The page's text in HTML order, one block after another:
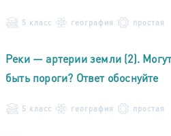
5 класс география простая
Реки — артерии земли (2).
быть пороги? Ответ обоснуйте
5 класс география простая